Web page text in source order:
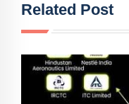
Related Post